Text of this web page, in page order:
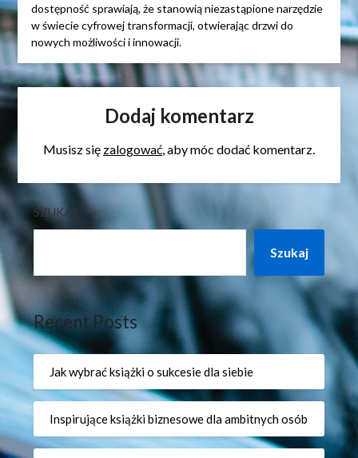
dostępność sprawiają, że stanowią niezastąpione narzędzie
w świecie cyfrowej transformacji, otwierając drzwi do
nowych możliwości i innowacji.
Dodaj komentarz
Musisz się zalogować, aby móc dodać komentarz.
SZUKAJ
Szukaj
Recent Posts
Jak wybrać książki o sukcesie dla siebie
Inspirujące książki biznesowe dla ambitnych osób